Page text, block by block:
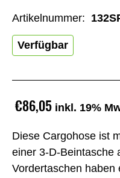
Diese Cargohose ist
einer 3-D-Beintasche
Vordertaschen haben
€86,05 inkl. 19%
Verfügbar
Artikelnummer: